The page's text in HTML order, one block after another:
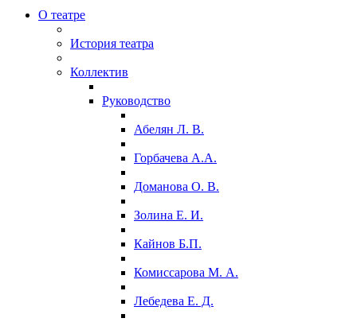
О театре
История театра
Коллектив
Руководство
Абелян Л. В.
Горбачева А.А.
Доманова О. В.
Золина Е. И.
Кайнов Б.П.
Комиссарова М. А.
Лебедева Е. Д.